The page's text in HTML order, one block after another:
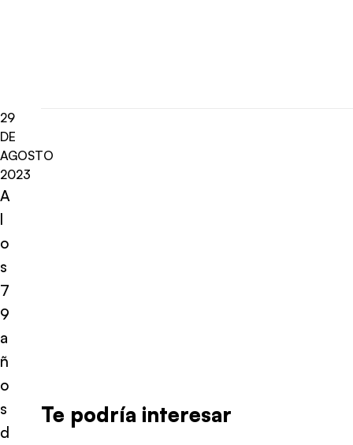
29
DE
AGOSTO
2023
A
l
o
s
7
9
a
ñ
o
s
d
Te podría interesar